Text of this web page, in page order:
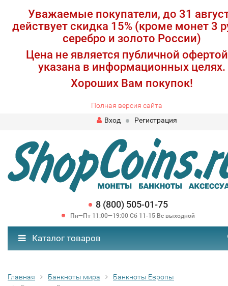
Уважаемые покупатели, до 31
действует скидка 15% (кроме монет 3
серебро и золото России)
Цена не является публичной
указана в информационных целях.
Хороших Вам покупок!
Полная версия сайта
Вход
Регистрация
8 (800) 505-01-75
Пн—Пт 11:00—19:00 Сб 11-15 Вс выходной
Каталог товаров
Главная Банкноты мира
Банкноты Европы